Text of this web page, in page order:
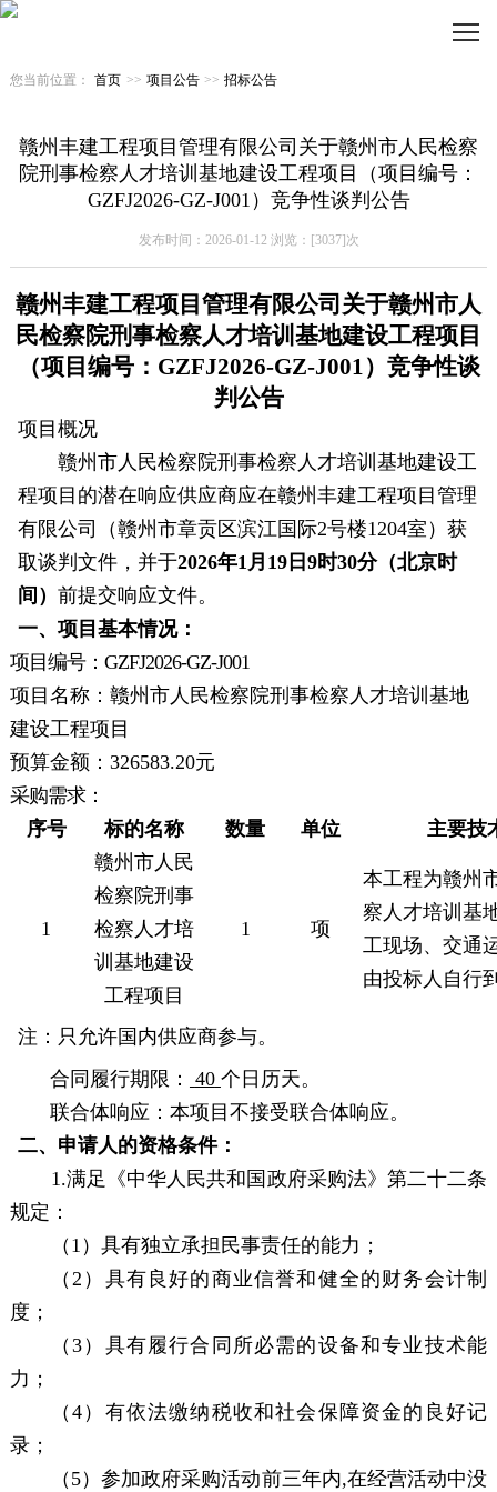
您当前位置： 首页 >> 项目公告 >> 招标公告
赣州丰建工程项目管理有限公司关于赣州市人民检察
院刑事检察人才培训基地建设工程项目（项目编号：
GZFJ2026-GZ-J001）竞争性谈判公告
发布时间：2026-01-12 浏览：[3037]次
赣州丰建工程项目管理有限公司关于赣州市人
民检察院刑事检察人才培训基地建设工程项目
（项目编号： GZFJ2026-GZ-J001）竞争性谈
判公告
项目概况
赣州市人民检察院刑事检察人才培训基地建设工
程项目 的潜在响应供应商应在赣州丰建工程项目管理
有限公司
（赣州市章贡区滨江国际2号楼1204室 ）获
取谈判文件，并于2026年1月 19日 9时30分（北京时
间） 前提交响应文件。
一、项目基本情况：
项目编号： GZFJ2026-GZ-J001
项目名称： 赣州市人民检察院刑事检察人才培训基地
建设工程项目
预算金额： 326583.20元
采购需求：
序号
标的名称 数量 单位 主要技
1
赣州市人民
检察院刑事
检察人才培
训基地建设
工程项目
1 项
本工程为赣州
察人才培训基
工现场、交通
由投标人自行
注：只允许国内供应商参与。
合同履行期限：
40 个日历天。
联合体响应： 本项目不接受联合体响应。
二、申请人的资格条件：
1.满足《中华人民共和国政府采购法》第二十二条
规定：
（ 1）具有独立承担民事责任的能力；
（2）具有良好的商业信誉和健全的财务会计制
度；
（3）具有履行合同所必需的设备和专业技术能
力；
（4）有依法缴纳税收和社会保障资金的良好记
录；
（ 5）参加政府采购活动前三年内,在经营活动中没